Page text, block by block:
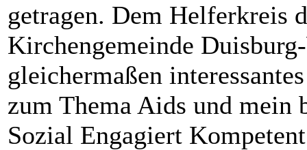
getragen. Dem Helferkreis
Kirchengemeinde
gleichermaßen
zum Thema Aids und mein
Sozial Engagiert